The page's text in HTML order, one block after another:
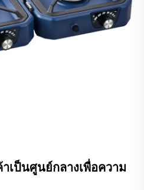
เป็นศูนย์กลางเพื่อความ